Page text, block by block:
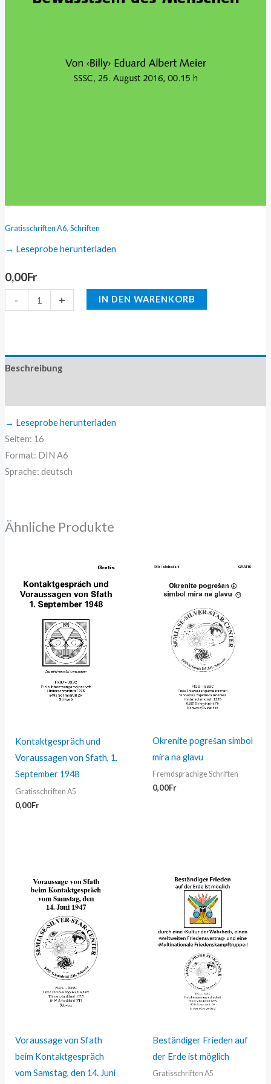
Gratisschriften A6, Schriften
→ Leseprobe herunterladen
0,00Fr
- + IN DEN WARENKORB
Beschreibung
→ Leseprobe herunterladen
Seiten: 16
Format: DIN A6
Sprache: deutsch
Ähnliche Produkte
Kontaktgespräch und
Voraussagen von Sfath, 1.
September 1948
Gratisschriften A5
0,00Fr
Okrenite pogrešan simbol
mira na glavu
Fremdsprachige Schriften
0,00Fr
Voraussage von Sfath
beim Kontaktgespräch
vom Samstag, den 14. Juni
Beständiger Frieden auf
der Erde ist möglich
Gratisschriften A5